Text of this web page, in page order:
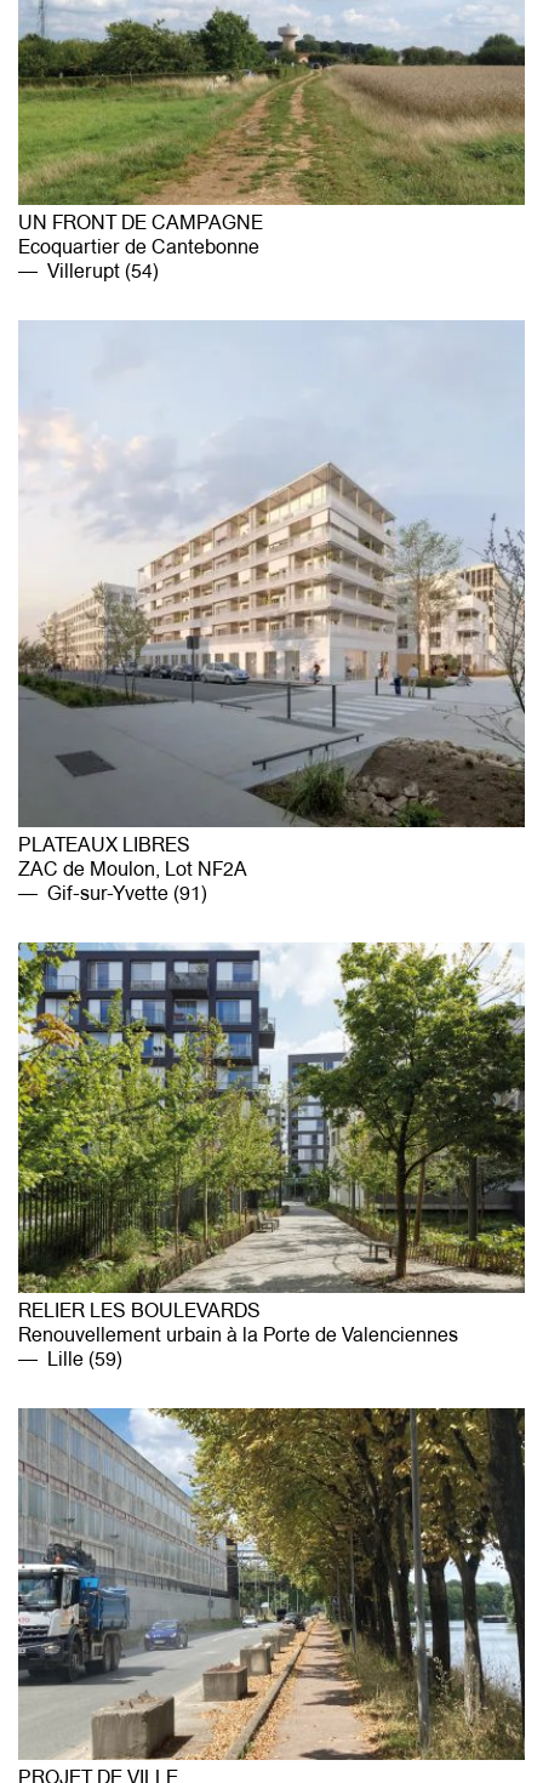
UN FRONT DE CAMPAGNE
Ecoquartier de Cantebonne
Villerupt (54)
PLATEAUX LIBRES
ZAC de Moulon, Lot NF2A
Gif-sur-Yvette (91)
RELIER LES BOULEVARDS
Renouvellement urbain à la Porte de Valenciennes
Lille (59)
PROJET DE VILLE